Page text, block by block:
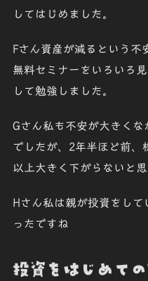
してはじめました。
Fさん資産が減るという不
無料セミナーをいろいろ
して勉強しました。
Gさん私も不安が大きくな
でしたが、2年半ほど前、
以上大きく下がらないと
Hさん私は親が投資をして
ったですね
投資をはじめて